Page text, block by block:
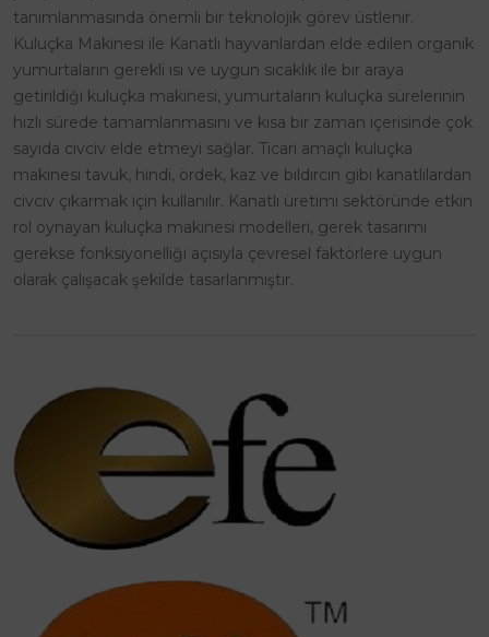
tanımlanmasında önemli bir teknolojik görev üstlenir.
Kuluçka Makinesi ile Kanatlı hayvanlardan elde edilen organik
yumurtaların gerekli ısı ve uygun sıcaklık ile bir araya
getirildiği kuluçka makinesi, yumurtaların kuluçka sürelerinin
hızlı sürede tamamlanmasını ve kısa bir zaman içerisinde çok
sayıda civciv elde etmeyi sağlar. Ticari amaçlı kuluçka
makinesi tavuk, hindi, ördek, kaz ve bıldırcın gibi kanatlılardan
civciv çıkarmak için kullanılır. Kanatlı üretimi sektöründe etkin
rol oynayan kuluçka makinesi modelleri, gerek tasarımı
gerekse fonksiyonelliği açısıyla çevresel faktörlere uygun
olarak çalışacak şekilde tasarlanmıştır.